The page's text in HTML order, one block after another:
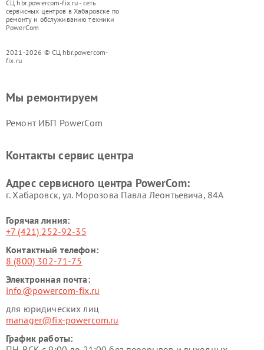
СЦ hbr.powercom-fix.ru - сеть
сервисных центров в Хабаровске по
ремонту и обслуживанию техники
PowerCom
2021-2026 © СЦ hbr.powercom-
fix.ru
Мы ремонтируем
Ремонт ИБП PowerCom
Контакты сервис центра
Адрес сервисного центра PowerCom:
г. Хабаровск, ул. Морозова Павла Леонтьевича, 84А
Горячая линия:
+7 (421) 252-92-35
Контактный телефон:
8 (800) 302-71-75
Электронная почта:
info@powercom-fix.ru
для юридических лиц
manager@fix-powercom.ru
График работы: